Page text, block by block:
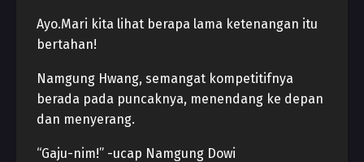
Ayo.Mari kita lihat berapa lama ketenangan itu
bertahan!
Namgung Hwang, semangat kompetitifnya
berada pada puncaknya, menendang ke depan
dan menyerang.
“Gaju-nim!” -ucap Namgung Dowi